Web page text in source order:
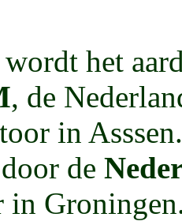
het
, de
in
de
in